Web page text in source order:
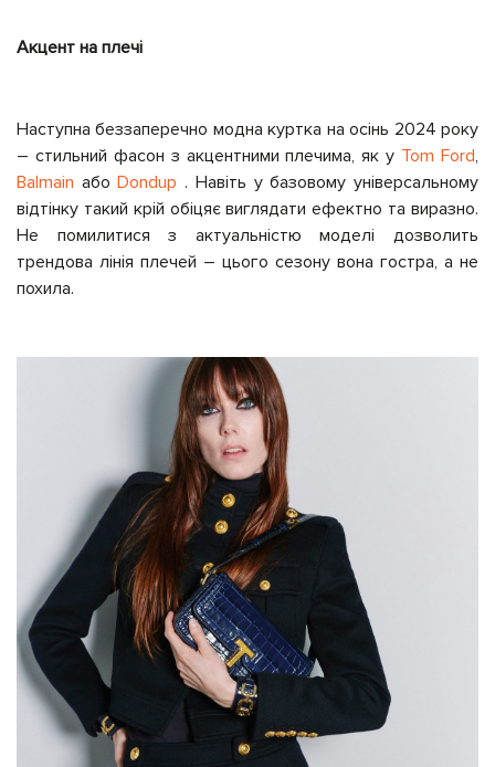
Акцент на плечі
Наступна беззаперечно модна куртка на осінь 2024 року
– стильний фасон з акцентними плечима, як у Tom Ford,
Balmain абоDondup . Навіть у базовому універсальному
відтінку такий крій обіцяє виглядати ефектно та виразно.
Не помилитися з актуальністю моделі дозволить
трендова лінія плечей – цього сезону вона гостра, а не
похила.